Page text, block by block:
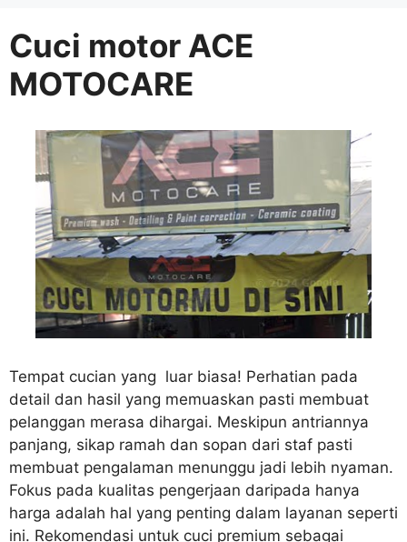
Cuci motor ACE
MOTOCARE
Tempat cucian yang luar biasa! Perhatian pada
detail dan hasil yang memuaskan pasti membuat
pelanggan merasa dihargai. Meskipun antriannya
panjang, sikap ramah dan sopan dari staf pasti
membuat pengalaman menunggu jadi lebih nyaman.
Fokus pada kualitas pengerjaan daripada hanya
harga adalah hal yang penting dalam layanan seperti
ini. Rekomendasi untuk cuci premium sebagai